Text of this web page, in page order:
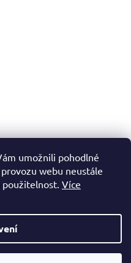
umožnili pohodlné
webu neustále
použitelnost. Více
Shoptet